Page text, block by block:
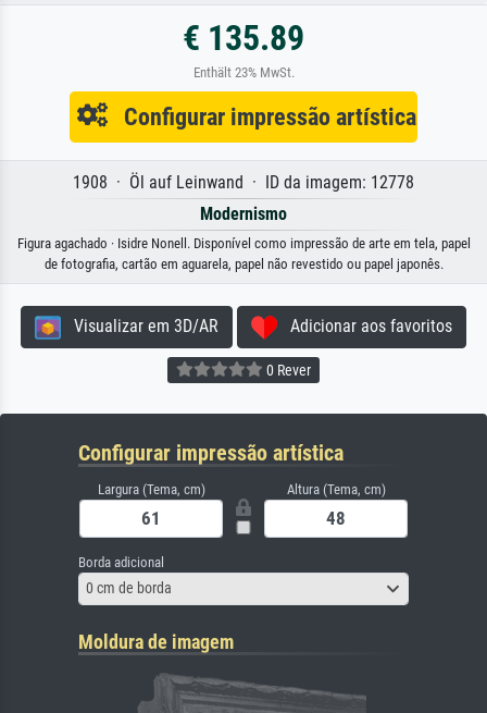
€ 135.89
Enthält 23% MwSt.
Configurar impressão artística
1908 · Öl auf Leinwand · ID da imagem: 12778
Modernismo
Figura agachado · Isidre Nonell. Disponível como impressão de arte em tela, papel
de fotografia, cartão em aguarela, papel não revestido ou papel japonês.
Visualizar em 3D/AR Adicionar aos favoritos
0 Rever
Configurar impressão artística
Largura (Tema, cm) Altura (Tema, cm)
Borda adicional
0 cm de borda
Moldura de imagem